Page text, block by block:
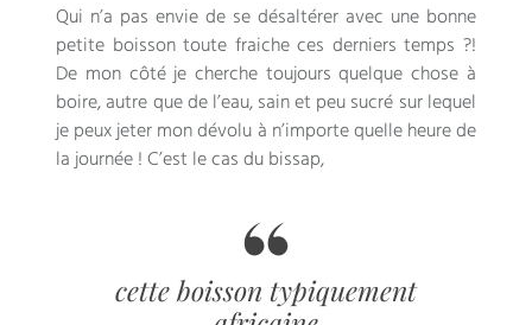
Qui n’a pas envie de se désaltérer avec une bonne
petite boisson toute fraiche ces derniers temps ?!
De mon côté je cherche toujours quelque chose à
boire, autre que de l’eau, sain et peu sucré sur lequel
je peux jeter mon dévolu à n’importe quelle heure de
la journée ! C’est le cas du bissap,
cette boisson typiquement